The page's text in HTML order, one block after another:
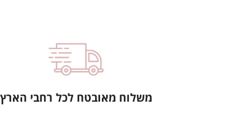
משלוח מאובטח לכל רחבי הארץ